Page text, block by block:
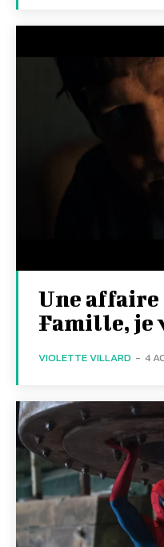
Une
Famille, je
VIOLETTE VILLARD - 4